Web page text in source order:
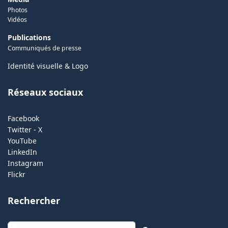
Photos
Vidéos
Publications
Communiqués de presse
Identité visuelle & Logo
Réseaux sociaux
Facebook
Twitter - X
YouTube
LinkedIn
Instagram
Flickr
Rechercher